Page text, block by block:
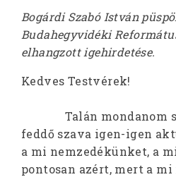
Bogárdi Szabó István
Budahegyvidéki
elhangzott igehirdetése.
Kedves Testvérek!
Talán mondanom
feddő szava igen-igen
a mi nemzedékünket, a
pontosan azért, mert a